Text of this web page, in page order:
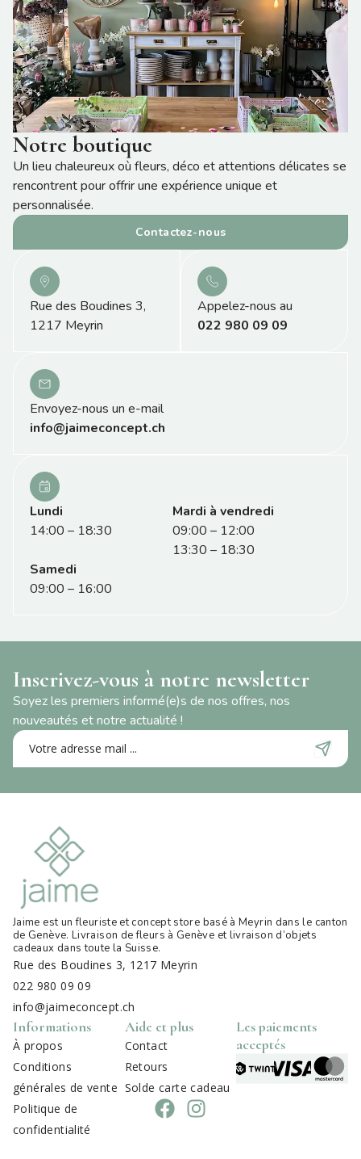
Notre boutique
Un lieu chaleureux où fleurs, déco et attentions délicates se
rencontrent pour offrir une expérience unique et
personnalisée.
Contactez-nous
Rue des Boudines 3,
1217 Meyrin
022 980 09 09
Appelez-nous au
info@jaimeconcept.ch
Envoyez-nous un e-mail
Lundi
14:00 – 18:30
Mardi à vendredi
09:00 – 12:00
13:30 – 18:30
Samedi
09:00 – 16:00
Inscrivez-vous à notre newsletter
Soyez les premiers informé(e)s de nos offres, nos
nouveautés et notre actualité !
Jaime est un fleuriste et concept store basé à Meyrin dans le canton
de Genève. Livraison de fleurs à Genève et livraison d’objets
cadeaux dans toute la Suisse.
Rue des Boudines 3, 1217 Meyrin
022 980 09 09
info@jaimeconcept.ch
Informations
À propos
Conditions
générales de vente
Politique de
confidentialité
Aide et plus
Contact
Retours
Solde carte cadeau
Les paiements
acceptés